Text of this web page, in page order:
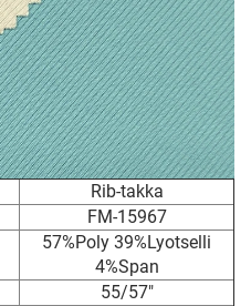
Rib-takka
FM-15967
57%Poly 39%Lyotselli
4%Span
55/57"